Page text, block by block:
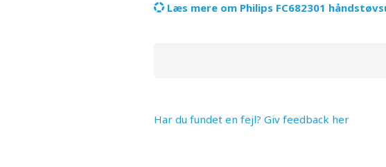
Læs mere om Philips FC682301
Har du fundet en fejl? Giv feedback her